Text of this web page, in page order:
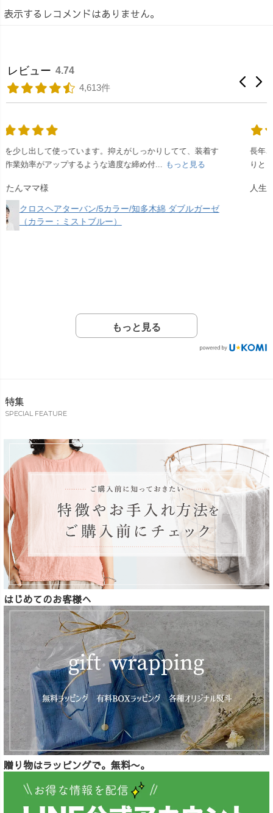
表示するレコメンドはありません。
レビュー 4.74
4,613件
長年さまざまなパンツを履いてきましたが、このズボンはしっか
りとした質感の生地に、素晴らしい染めに驚き...もっと見る
人生巨魚！！様
【染め重ね専用】返送料金購入カート
もっと見る
特集
SPECIAL FEATURE
はじめてのお客様へ
贈り物はラッピングで。無料〜。